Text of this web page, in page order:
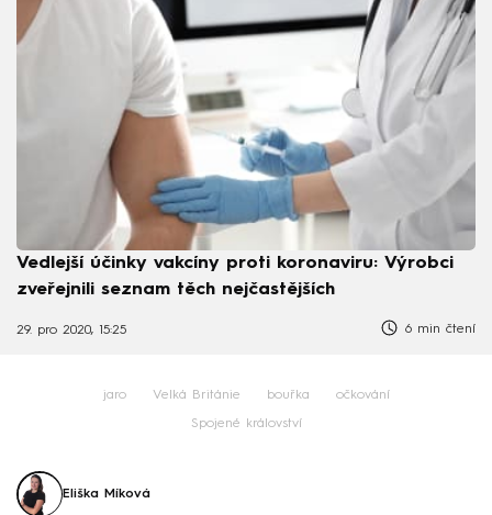
Vedlejší účinky vakcíny proti koronaviru: Výrobci
zveřejnili seznam těch nejčastějších
29. pro 2020, 15:25 6 min čtení
jaro Velká Británie bouřka očkování
Spojené království
Eliška Míková